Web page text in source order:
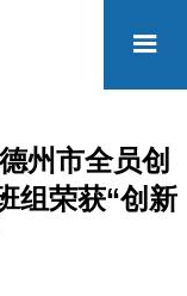

州市全员创
组荣获“创新